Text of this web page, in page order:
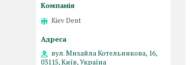
Kiev Dent
вул. Михайла Котельникова, 16,
03115, Київ, Україна